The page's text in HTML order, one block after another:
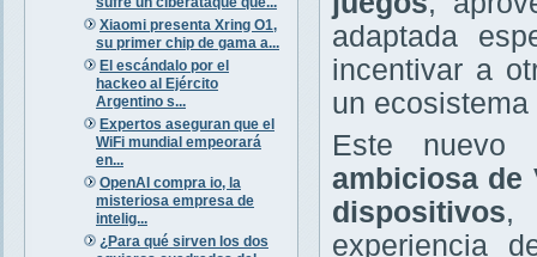
Xiaomi presenta Xring O1,
su primer chip de gama a...
El escándalo por el
hackeo al Ejército
Argentino s...
Expertos aseguran que el
WiFi mundial empeorará
en...
OpenAI compra io, la
misteriosa empresa de
intelig...
¿Para qué sirven los dos
adaptada
incentivar a
un
Este nuevo
ambiciosa de
dispositivos,
experiencia